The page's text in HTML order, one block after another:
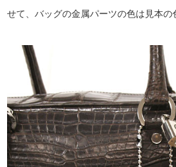
せて、バッグの金属パーツの色は見本の